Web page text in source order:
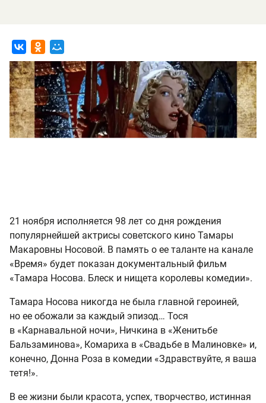
21 ноября исполняется 98 лет со дня рождения
популярнейшей актрисы советского кино Тамары
Макаровны Носовой. В память о ее таланте на канале
«Время» будет показан документальный фильм
«Тамара Носова. Блеск и нищета королевы комедии».
Тамара Носова никогда не была главной героиней,
но ее обожали за каждый эпизод… Тося
в «Карнавальной ночи», Ничкина в «Женитьбе
Бальзаминова», Комариха в «Свадьбе в Малиновке» и,
конечно, Донна Роза в комедии «Здравствуйте, я ваша
тетя!».
В ее жизни были красота, успех, творчество, истинная